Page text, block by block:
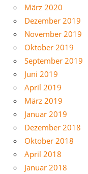
März 2020
Dezember 2019
November 2019
Oktober 2019
September 2019
Juni 2019
April 2019
März 2019
Januar 2019
Dezember 2018
Oktober 2018
April 2018
Januar 2018